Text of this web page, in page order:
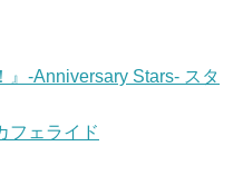
』-Anniversary Stars- スタ
フェライド